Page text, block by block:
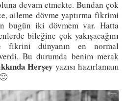
devam etmekte. Bundan çok
aileme dövme yaptırma fikrimi
bugün iki dövmem var. Hatta
bileğine çok yakışacağını
fikrini dünyanın en normal
Bu durumda benim merak
Herşey yazısı hazırlamam